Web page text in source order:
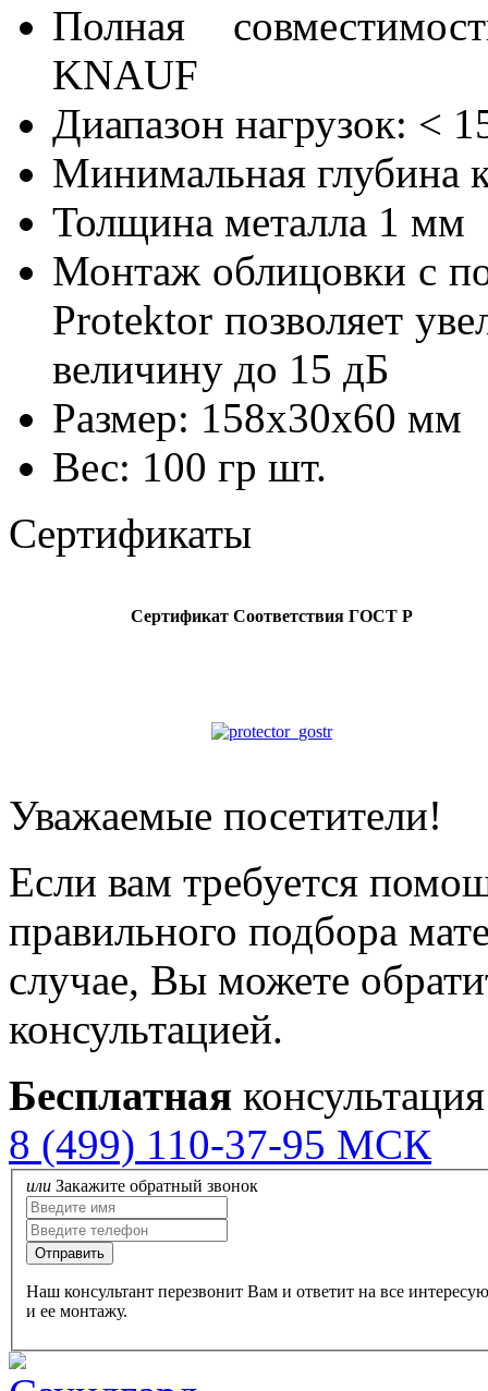
Полная
KNAUF
Диапазон нагрузок: <
Минимальная глубина
Толщина металла 1 мм
Монтаж облицовки с
Protektor позволяет
величину до 15 дБ
Размер: 158х30х60 мм
Вес: 100 гр шт.
Сертификаты
Сертификат Соответствия ГОСТ Р
Уважаемые посетители!
Если вам требуется
правильного подбора
случае, Вы можете
консультацией.
Бесплатная
8 (499) 110-37-95 МСК
или Закажите обратный звонок
Наш консультант перезвонит Вам и ответит на все
и ее монтажу.